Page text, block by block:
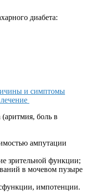
диабета:
и симптомы
(аритмия, боль в
ампутации
зрительной функции;
в мочевом пузыре
импотенции.